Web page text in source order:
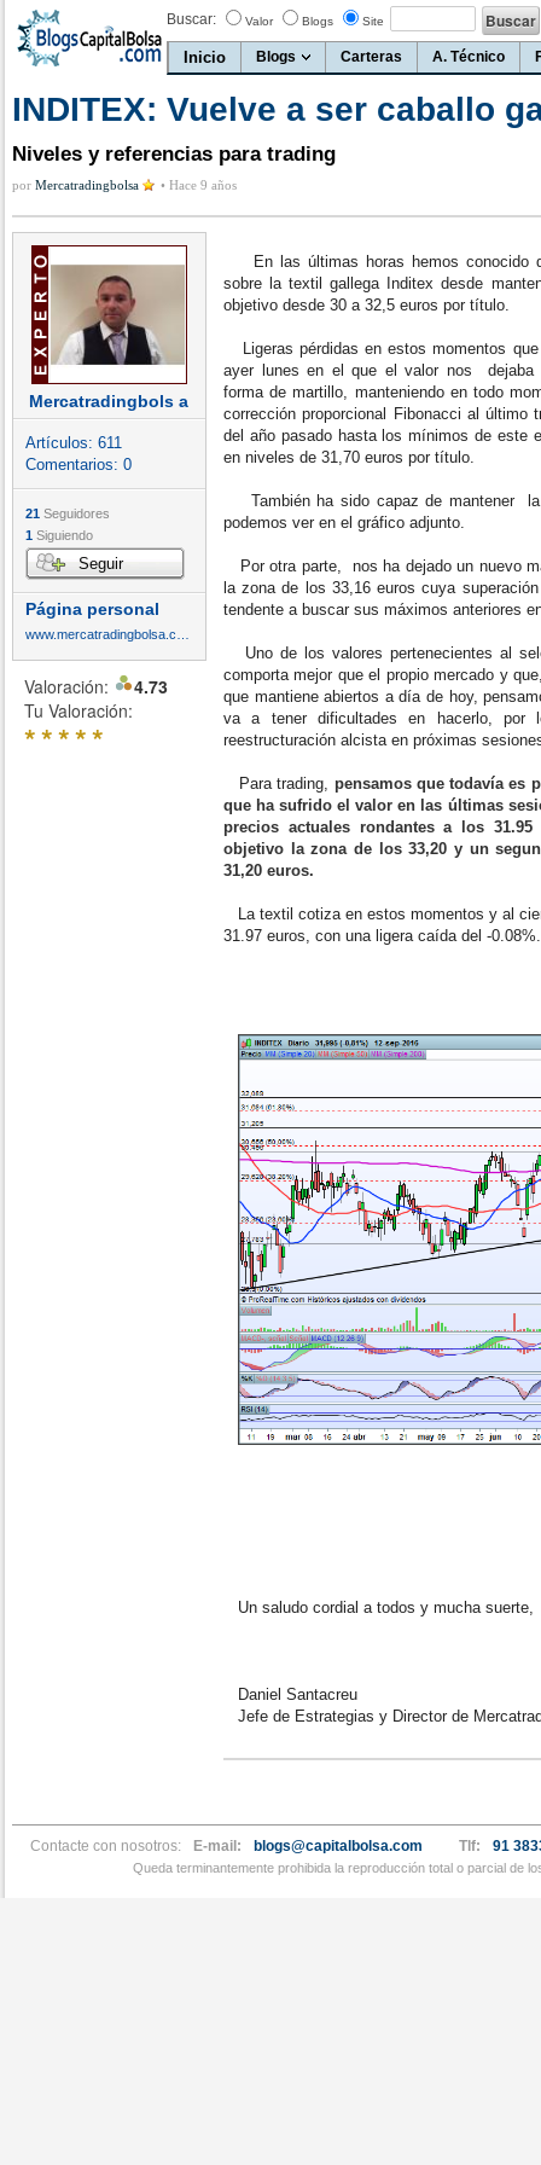
Buscar: Valor Blogs Site
Inicio Blogs Carteras A. Técnico
INDITEX: Vuelve a ser caballo
Niveles y referencias para trading
por Mercatradingbolsa • Hace 9 años
Mercatradingbols a
Artículos: 611
Comentarios: 0
21 Seguidores
1 Siguiendo
Seguir
Página personal
Valoración:
4.73
Tu Valoración:
*****
En las últimas horas hemos conocido
sobre la textil gallega Inditex desde
objetivo desde 30 a 32,5 euros por título.
Ligeras pérdidas en estos momentos
ayer lunes en el que el valor nos dejaba
forma de martillo, manteniendo en todo
corrección proporcional Fibonacci al
del año pasado hasta los mínimos de este
en niveles de 31,70 euros por título.
También ha sido capaz de mantener la
podemos ver en el gráfico adjunto.
Por otra parte, nos ha dejado un nuevo
la zona de los 33,16 euros cuya
tendente a buscar sus máximos anteriores
Uno de los valores pertenecientes al
comporta mejor que el propio mercado y
que mantiene abiertos a día de hoy,
va a tener dificultades en hacerlo, por
reestructuración alcista en próximas
Para trading, pensamos que todavía es
que ha sufrido el valor en las últimas
precios actuales rondantes a los
objetivo la zona de los 33,20 y un
31,20 euros.
La textil cotiza en estos momentos y al
31.97 euros, con una ligera caída del -0.08%.
Un saludo cordial a todos y mucha suerte,
Daniel Santacreu
Jefe de Estrategias y Director de
Contacte con nosotros: E-mail: blogs@capitalbolsa.com Tlf: 91
Queda terminantemente prohibida la reproducción total o parcial de